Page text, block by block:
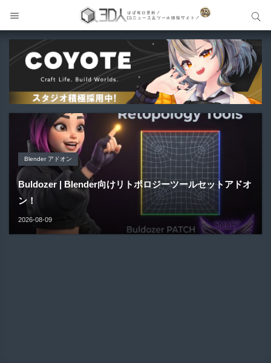
Blender アドオン
Buldozer | Blender向けリトポロジーツールセットアドオ
ン！
2026-08-09
Maya プラグイン
Gizmify Media Plane 2 | MP4・AVI・MKV・MOVな...
2026-08-08
Unreal Engine アセット
Material Parameter Manager | Unreal Engi...
2026-08-07
Unreal Engine アセット
Pipe It | 直感的にパイプ形状を構築出来るUnreal Engine
5...
2026-08-05
Unreal Engine アセット
Directive Utilities | ブループリントライブラリやエディタ
ス...
2026-08-03
サイト内検索